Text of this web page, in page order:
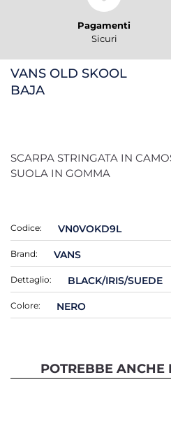
Pagamenti
Sicuri
VANS OLD SKOOL
BAJA
SCARPA STRINGATA IN
SUOLA IN GOMMA
Codice: VN0VOKD9L
Brand: VANS
Dettaglio: BLACK/IRIS/SUEDE
Colore: NERO
POTREBBE ANCHE